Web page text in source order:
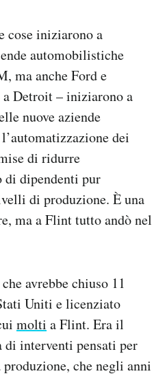
cose iniziarono a
automobilistiche
ma anche Ford e
a Detroit – iniziarono a
nuove aziende
dei
di ridurre
di dipendenti pur
di produzione. È una
ma a Flint tutto andò nel
che avrebbe chiuso 11
Uniti e licenziato
molti a Flint. Era il
interventi pensati per
che negli anni